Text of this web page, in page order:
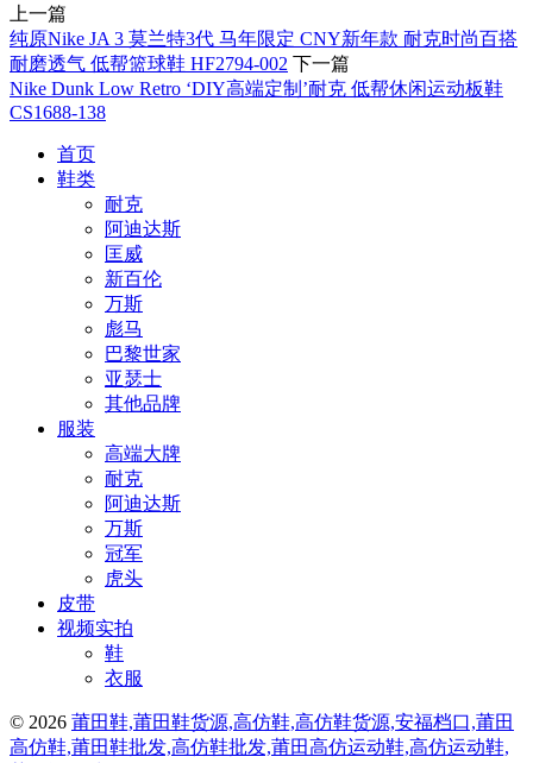
上一篇
纯原Nike JA 3 莫兰特3代 马年限定 CNY新年款 耐克时尚百搭
耐磨透气 低帮篮球鞋 HF2794-002 下一篇
Nike Dunk Low Retro ‘DIY高端定制’耐克 低帮休闲运动板鞋
CS1688-138
首页
鞋类
耐克
阿迪达斯
匡威
新百伦
万斯
彪马
巴黎世家
亚瑟士
其他品牌
服装
高端大牌
耐克
阿迪达斯
万斯
冠军
虎头
皮带
视频实拍
鞋
衣服
© 2026 莆田鞋,莆田鞋货源,高仿鞋,高仿鞋货源,安福档口,莆田
高仿鞋,莆田鞋批发,高仿鞋批发,莆田高仿运动鞋,高仿运动鞋,